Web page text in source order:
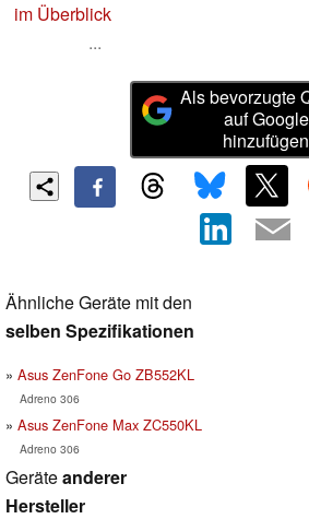
im Überblick
...
Als bevorzugte
auf Google
hinzufügen
Ähnliche Geräte mit den
selben Spezifikationen
Asus ZenFone Go ZB552KL
Adreno 306
Asus ZenFone Max ZC550KL
Adreno 306
Geräteanderer
Hersteller